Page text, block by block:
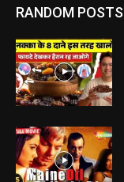
RANDOM POSTS